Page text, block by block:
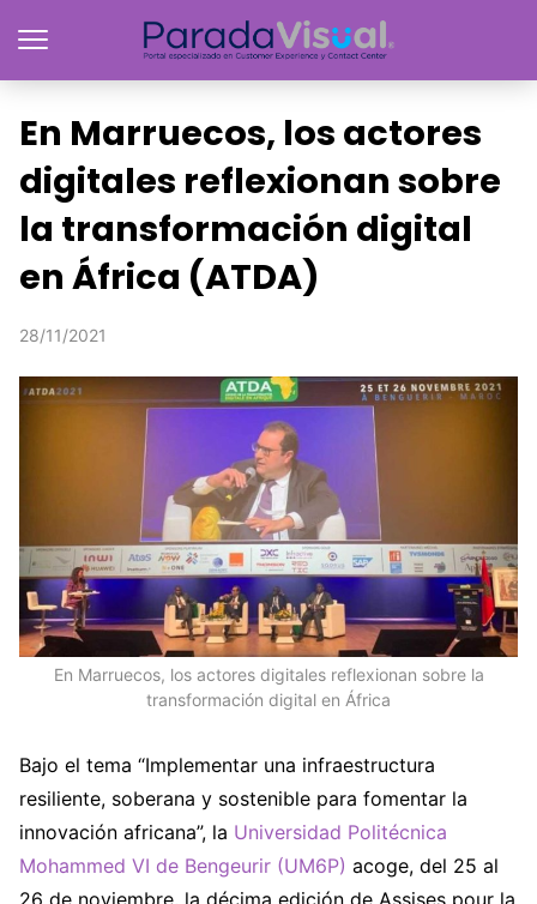
En Marruecos, los actores
digitales reflexionan sobre
la transformación digital
en África (ATDA)
28/11/2021
En Marruecos, los actores digitales reflexionan sobre la
transformación digital en África
Bajo el tema “Implementar una infraestructura
resiliente, soberana y sostenible para fomentar la
innovación africana”, la Universidad Politécnica
Mohammed VI de Bengeurir (UM6P) acoge, del 25 al
26 de noviembre, la décima edición de Assises pour la